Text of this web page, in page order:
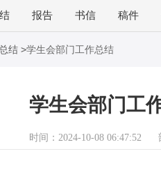
报告 书信 稿件
结 >学生会部门工作总结
学生会部门工
时间：2024-10-08 06:47:52